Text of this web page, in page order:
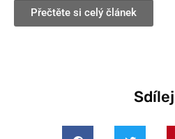
Přečtěte si celý článek